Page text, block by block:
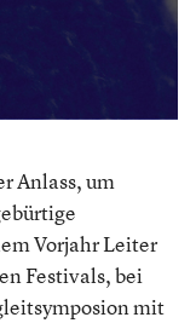
Anlass, um
Vorjahr Leiter
Festivals, bei
mit